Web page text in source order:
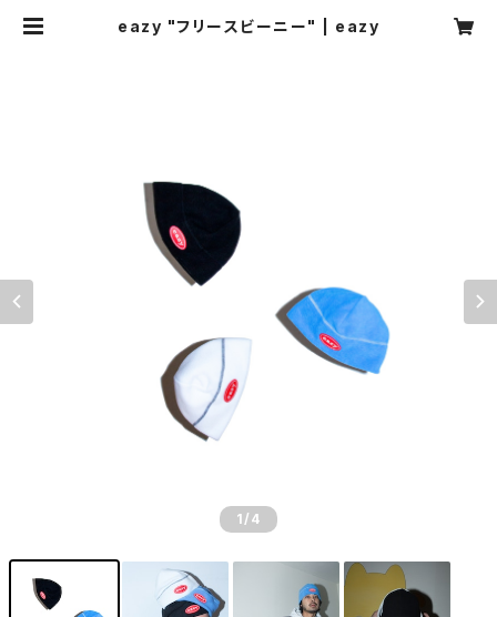
eazy "フリースビーニー" | eazy
1 /4